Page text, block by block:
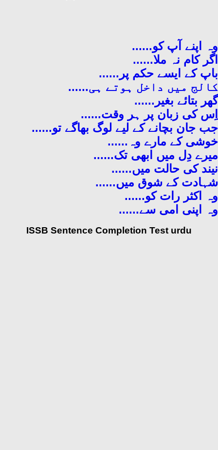
وہ اپنے آپ کو......
اگر کام نہ ملا......
باپ کے ایسے حکم پر......
کالج میں داخل ہوتے ہی......
گھر بتائے بغیر......
اِس کی زبان پر ہر وقت......
جب جان بچانے کے لیے لوگ بھاگے تو......
خوشی کے مارے وہ......
میرے دِل میں ابھی تک......
نیند کی حالت میں......
شہادت کے شوق میں......
وہ اکثر رات کو......
وہ اپنی امی سے......
ISSB Sentence Completion Test urdu